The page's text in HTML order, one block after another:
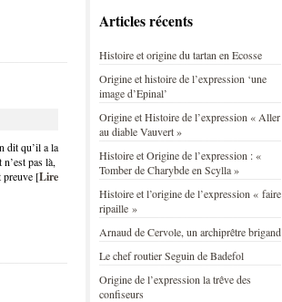
dit qu’il a la
pas là,
preuve [Lire
Articles récents
Histoire et origine du tartan en Ecosse
Origine et histoire de l’expression ‘une
image d’Epinal’
Origine et Histoire de l’expression « Aller
au diable Vauvert »
Histoire et Origine de l’expression : «
Tomber de Charybde en Scylla »
Histoire et l’origine de l’expression « faire
ripaille »
Arnaud de Cervole, un archiprêtre brigand
Le chef routier Seguin de Badefol
Origine de l’expression la trêve des
confiseurs